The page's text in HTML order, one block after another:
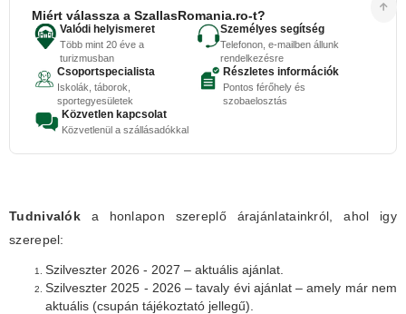
Miért válassza a SzallasRomania.ro-t?
Valódi helyismeret
Több mint 20 éve a
turizmusban
Személyes segítség
Telefonon, e-mailben állunk
rendelkezésre
Csoportspecialista
Iskolák, táborok,
sportegyesületek
Részletes információk
Pontos férőhely és
szobaelosztás
Közvetlen kapcsolat
Közvetlenül a szállásadókkal
Tudnivalók a honlapon szereplő árajánlatainkról, ahol igy
szerepel:
Szilveszter 2026 - 2027 – aktuális ajánlat.
Szilveszter 2025 - 2026 – tavaly évi ajánlat – amely már nem
aktuális (csupán tájékoztató jellegű).